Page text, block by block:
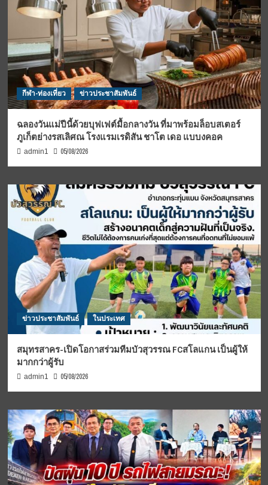
กีฬา-ท่องเที่ยว ข่าวประชาสัมพันธ์
ฉลองวันแม่ปีนี้ด้วยบุฟเฟต์มื้อกลางวัน ที่มาพร้อมล็อบสเตอร์
ภูเก็ตย่างรสเลิศณ โรงแรมเรดิสัน ชาโต เดอ แบบงคอค
admin1 05/08/2026
ข่าวประชาสัมพันธ์ ในประเทศ
สมุทรสาคร-เปิดโอกาสร่วมทีมบัวสุวรรณ FCสโลแกน เป็นผู้ให้
มากกว่าผู้รับ
admin1 05/08/2026